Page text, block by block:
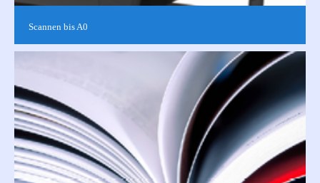
Scannen bis A0
Wir scannen alle Ihre Vorlagen bis zu einer Breite von DIN A0
(84,1 cm). Egal ob Foto, CAD-Plan, ob in schwarz-weiß oder in